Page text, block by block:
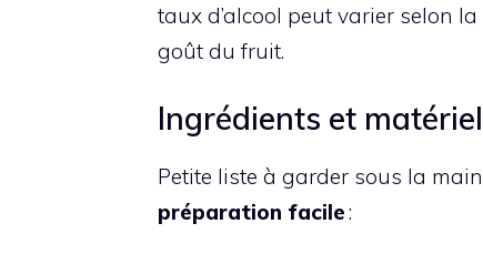
taux d’alcool peut varier selon
goût du fruit.
Ingrédients et
Petite liste à garder sous la
préparation facile: